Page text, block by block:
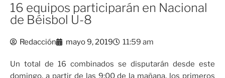
16 equipos participarán en Nacional
de Béisbol U-8
Redacción mayo 9, 2019 11:59 am
Un total de 16 combinados se disputarán desde este
domingo, a partir de las 9:00 de la mañana, los primeros